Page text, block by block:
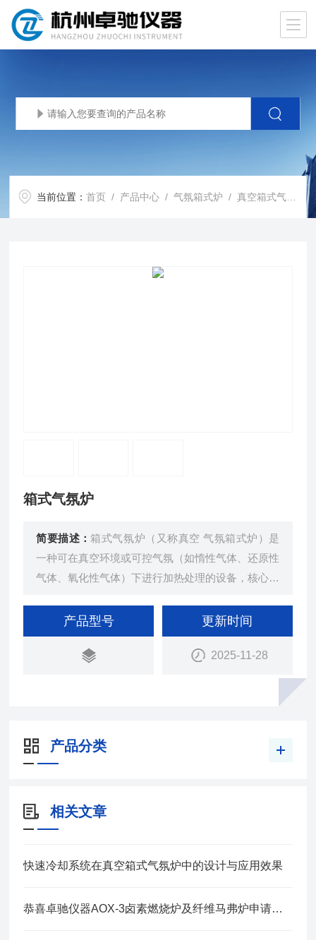
当前位置：首页 / 产品中心 /气氛箱式炉 /真空箱式气氛炉 /
箱式气氛炉
简要描述：箱式气氛炉（又称真空 气氛箱式炉）是
一种可在真空环境或可控气氛（如惰性气体、还原性
气体、氧化性气体）下进行加热处理的设备，核心优
广泛应用于需要高精度热处理、材料合成或纯度控制
的行业
产品型号 更新时间
2025-11-28
产品分类
相关文章
快速冷却系统在真空箱式气氛炉中的设计与应用效果
恭喜卓驰仪器AOX-3卤素燃烧炉及纤维马弗炉申请成功